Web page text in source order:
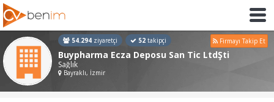
54.294 ziyaretçi 52 takipçi Firmayı Takip Et
Buypharma Ecza Deposu San Tic LtdŞti
Sağlık
Bayraklı, İzmir